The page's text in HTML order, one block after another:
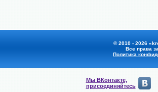
© 2010 - 2026
Все права
Политика
Мы ВКонтакте,
присоединяйтесь